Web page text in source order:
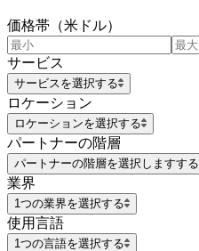
価格帯（米ドル）
サービス
サービスを選択する
ロケーション
ロケーションを選択する
パートナーの階層
パートナーの階層を選択しますする
業界
1つの業界を選択する
使用言語
1つの言語を選択する